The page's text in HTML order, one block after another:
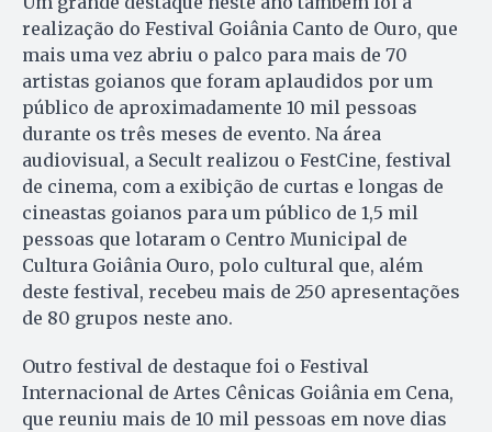
realização do Festival Goiânia Canto de Ouro, que
mais uma vez abriu o palco para mais de 70
artistas goianos que foram aplaudidos por um
público de aproximadamente 10 mil pessoas
durante os três meses de evento. Na área
audiovisual, a Secult realizou o FestCine, festival
de cinema, com a exibição de curtas e longas de
cineastas goianos para um público de 1,5 mil
pessoas que lotaram o Centro Municipal de
Cultura Goiânia Ouro, polo cultural que, além
deste festival, recebeu mais de 250 apresentações
de 80 grupos neste ano.
Outro festival de destaque foi o Festival
Internacional de Artes Cênicas Goiânia em Cena,
que reuniu mais de 10 mil pessoas em nove dias